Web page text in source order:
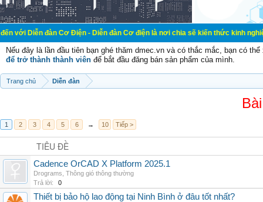
đàn Cơ Điện - Diễn đàn Cơ điện là nơi chia sẽ kiến thức kinh nghiệm
Nếu đây là lần đầu tiên bạn ghé thăm dmec.vn và có thắc mắc, bạn có
để trở thành thành viên để bắt đầu đăng bán sản phẩm của mình.
Trang chủ Diễn đàn
1 2 3 4 5 6 → 10 Tiếp >
TIÊU ĐỀ
Cadence OrCAD X Platform 2025.1
Drograms Thông gió thông thường
Trả lời:
0
Thiết bị bảo hộ lao động tại Ninh Bình ở đâu tốt nhất?